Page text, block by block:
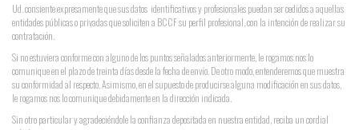
Ud. consiente expresamente que sus datos identificativos y profesionales puedan ser cedidos a aquellas
entidades públicas o privadas que soliciten a BCCF su perfil profesional, con la intención de realizar su
contratación.
Si no estuviera conforme con alguno de los puntos señalados anteriormente, le rogamos nos lo
comunique en el plazo de treinta días desde la fecha de envío. De otro modo, entenderemos que muestra
su conformidad al respecto. Asimismo, en el supuesto de producirse alguna modificación en sus datos,
le rogamos nos lo comunique debidamente en la dirección indicada.
Sin otro particular y agradeciéndole la confianza depositada en nuestra entidad, reciba un cordial